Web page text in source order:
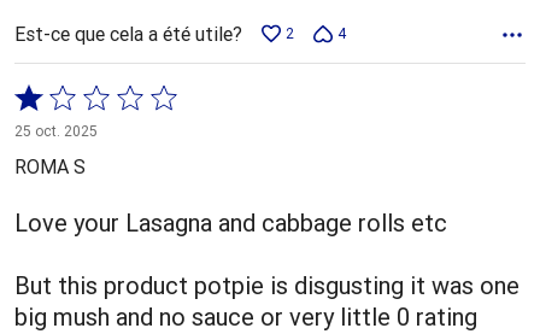
Est-ce que cela a été utile? 2 4
Coté
1 sur
5
25 oct. 2025
ROMA S
Love your Lasagna and cabbage rolls etc
But this product potpie is disgusting it was one
big mush and no sauce or very little 0 rating